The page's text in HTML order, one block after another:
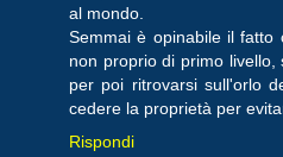
al mondo.
Semmai è opinabile il fatto
non proprio di primo
per poi ritrovarsi sull'orlo
cedere la proprietà per
Rispondi